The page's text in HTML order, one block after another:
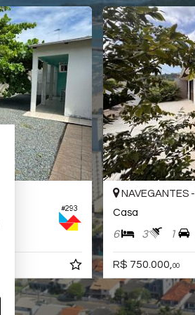
#293
NAVEGANTES -
Casa
6 3 1
R$ 750.000,00